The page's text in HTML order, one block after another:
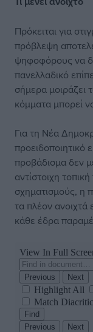
Πρόκειται για
πρόβλεψη
ψηφοφόρους να
πανελλαδικό
σήμερα μοιράζει
κόμματα μπορεί
Για τη Νέα
προειδοποιητικό
προβάδισμα δεν
αντίστοιχη
σχηματισμούς, η
τα πλέον
κάθε έδρα